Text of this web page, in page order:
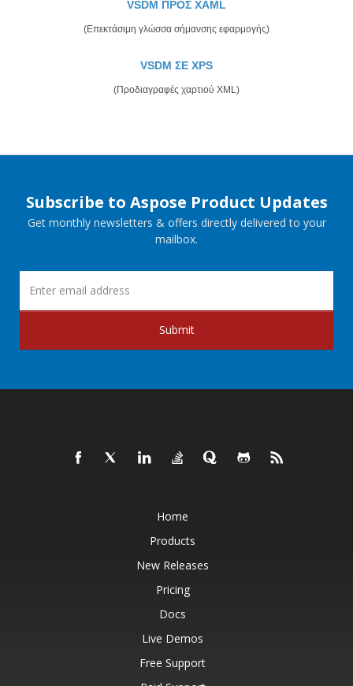
VSDM ΠΡΟΣ XAML
(Επεκτάσιμη γλώσσα σήμανσης εφαρμογής)
VSDM ΣΕ XPS
(Προδιαγραφές χαρτιού XML)
Subscribe to Aspose Product Updates
Get monthly newsletters & offers directly delivered to your
mailbox.
Submit
Home
Products
New Releases
Pricing
Docs
Live Demos
Free Support